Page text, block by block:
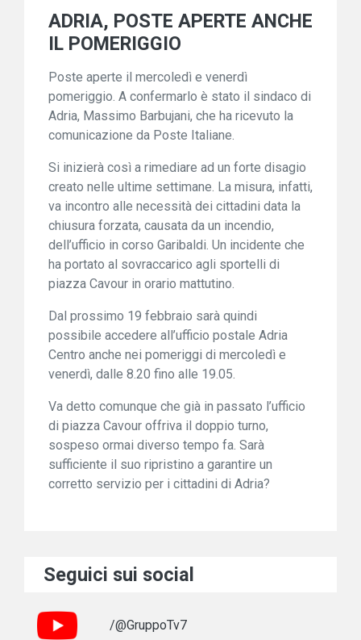
ADRIA, POSTE APERTE ANCHE
IL POMERIGGIO
Poste aperte il mercoledì e venerdì
pomeriggio. A confermarlo è stato il sindaco di
Adria, Massimo Barbujani, che ha ricevuto la
comunicazione da Poste Italiane.
Si inizierà così a rimediare ad un forte disagio
creato nelle ultime settimane. La misura, infatti,
va incontro alle necessità dei cittadini data la
chiusura forzata, causata da un incendio,
dell’ufficio in corso Garibaldi. Un incidente che
ha portato al sovraccarico agli sportelli di
piazza Cavour in orario mattutino.
Dal prossimo 19 febbraio sarà quindi
possibile accedere all’ufficio postale Adria
Centro anche nei pomeriggi di mercoledì e
venerdì, dalle 8.20 fino alle 19.05.
Va detto comunque che già in passato l’ufficio
di piazza Cavour offriva il doppio turno,
sospeso ormai diverso tempo fa. Sarà
sufficiente il suo ripristino a garantire un
corretto servizio per i cittadini di Adria?
Seguici sui social
/@GruppoTv7